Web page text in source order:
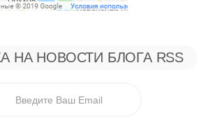
НА НОВОСТИ БЛОГА RSS